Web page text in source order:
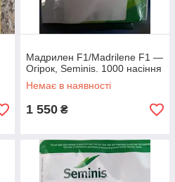
Мадрилен F1/Madrilene F1 —
Огірок, Seminis. 1000 насіння
Немає в наявності
1 550 ₴